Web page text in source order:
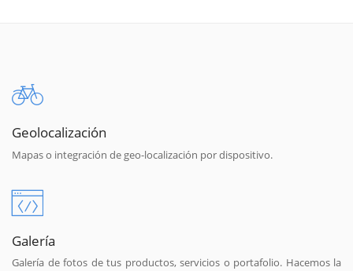
Geolocalización
Mapas o integración de geo-localización por dispositivo.
Galería
Galería de fotos de tus productos, servicios o portafolio. Hacemos la